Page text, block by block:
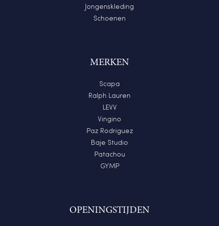
Jongenskleding
Schoenen
MERKEN
Scapa
Ralph Lauren
LEVV
Vingino
Paz Rodriguez
Baje Studio
Patachou
GYMP
OPENINGSTIJDEN